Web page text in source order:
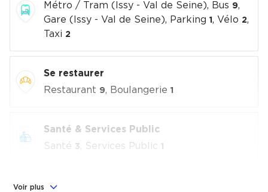
Métro / Tram (Issy - Val de Seine), Bus 9,
Gare (Issy - Val de Seine), Parking 1 , Vélo 2,
Taxi 2
Se restaurer
Restaurant 9, Boulangerie 1
Santé & Services Public
Santé 3, Services Public 1
Commerces & Loisirs
Voir plus